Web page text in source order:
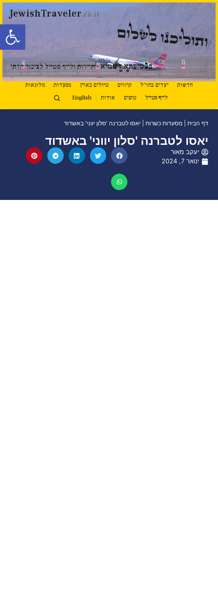
פתח
JewishTraveler.co.il
ותוליכנו לשלום
בנסיעתא דשמיא- תיירות ולייף סטייל לציבור הדתי
חדשות יעדים בחו"ל קרוזים טיולים בארץ מסעדות
מלונאות
לייף סטייל
טיפים אודות English
דף הבית מסעדות כשרות יאסו לטברנה 'סלון יווני' באשדוד
יאסו לטברנה 'סלון יווני' באשדוד
יעקב מאור
ינואר 7, 2024